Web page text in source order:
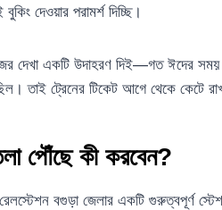
দেওয়ার পরামর্শ দিচ্ছি।
দেখা একটি উদাহরণ দিই—গত ঈদের সময়
তাই ট্রেনের টিকেট আগে থেকে কেটে
পৌঁছে কী করবেন?
বগুড়া জেলার একটি গুরুত্বপূর্ণ